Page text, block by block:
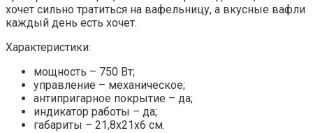
хочет сильно тратиться на вафельницу, а вкусные вафли
каждый день есть хочет.
Характеристики:
мощность – 750 Вт;
управление – механическое;
антипригарное покрытие – да;
индикатор работы – да;
габариты – 21,8x21x6 см.